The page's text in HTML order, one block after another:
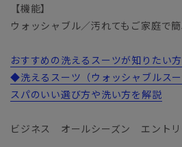
【機能】
ウォッシャブル／汚れてもご家庭で
おすすめの洗えるスーツが知りたい
◆洗えるスーツ（ウォッシャブルス
スパのいい選び方や洗い方を解説
ビジネス オールシーズン エントリ